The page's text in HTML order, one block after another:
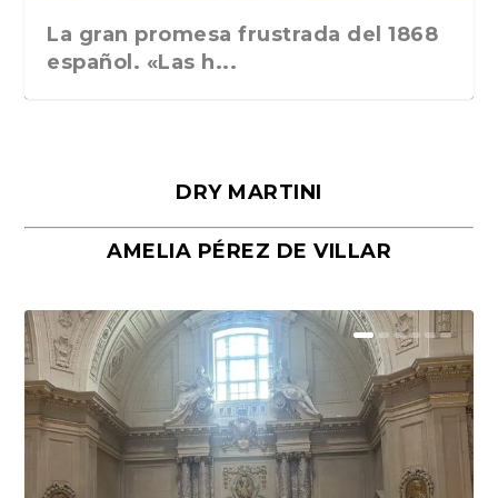
La gran promesa frustrada del 1868
español. «Las h...
Málaga, verso en azul, de Rafael
Porras y Salvador...
«La cocina hebrea. Alimentación
del pueblo judío e...
DRY MARTINI
AMELIA PÉREZ DE VILLAR